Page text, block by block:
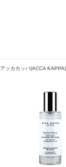
アッカカッパ(ACCA KAPPA)